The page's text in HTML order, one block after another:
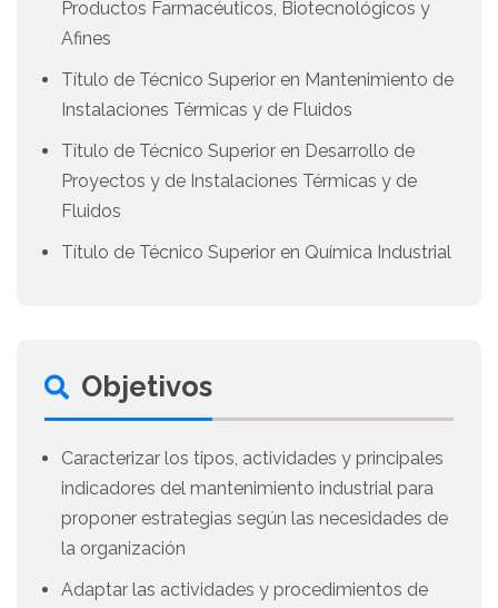
Productos Farmacéuticos, Biotecnológicos y
Afines
Título de Técnico Superior en Mantenimiento de
Instalaciones Térmicas y de Fluidos
Título de Técnico Superior en Desarrollo de
Proyectos y de Instalaciones Térmicas y de
Fluidos
Título de Técnico Superior en Química Industrial
Objetivos
Caracterizar los tipos, actividades y principales
indicadores del mantenimiento industrial para
proponer estrategias según las necesidades de
la organización
Adaptar las actividades y procedimientos de